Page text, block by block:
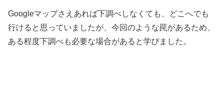
Googleマップさえあれば下調べしなくても、どこへでも
行けると思っていましたが、今回のような罠があるため、
ある程度下調べも必要な場合があると学びました。